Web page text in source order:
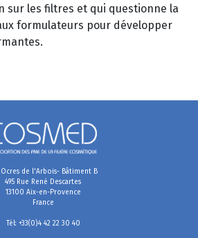
sur les filtres et qui questionne la
formulateurs pour développer
Ocres de l'Arbois- Bâtiment B
495 Rue René Descartes
13100 Aix-en-Provence
France
Tél: +33(0)4 42 22 30 40